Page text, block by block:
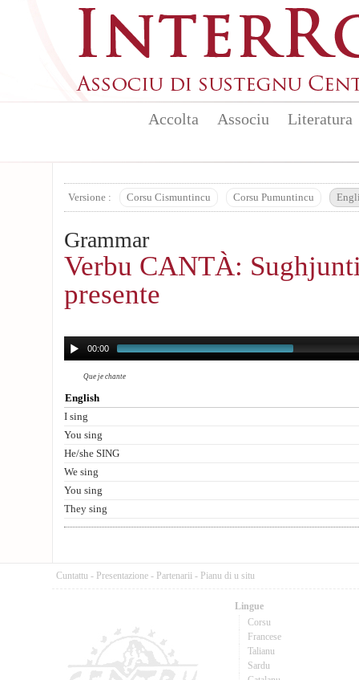
Accolta Associu Literatura
Versione : Corsu Cismuntincu Corsu Pumuntincu
Grammar
Verbu CANTÀ:
presente
00:00
Que je chante
English
I sing
You sing
He/she SING
We sing
You sing
They sing
Cuntattu - Presentazione - Partenarii - Pianu di u situ
Lingue
Corsu
Francese
Talianu
Sardu